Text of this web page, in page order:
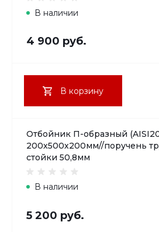
В наличии
4 900 руб.
В корзину
Отбойник П-образный
200х500х200мм//поручень
стойки 50,8мм
В наличии
5 200 руб.